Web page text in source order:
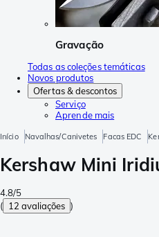
Gravação
Todas as coleções temáticas
Novos produtos
Ofertas & descontos
Serviço
Aprende mais
Início Navalhas/Canivetes Facas EDC
Kershaw Mini
4.8/5
( 12 avaliações )